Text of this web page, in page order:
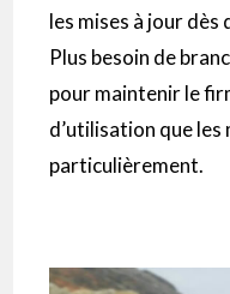
les mises à jour dès
Plus besoin de
pour maintenir le
d’utilisation que
particulièrement.